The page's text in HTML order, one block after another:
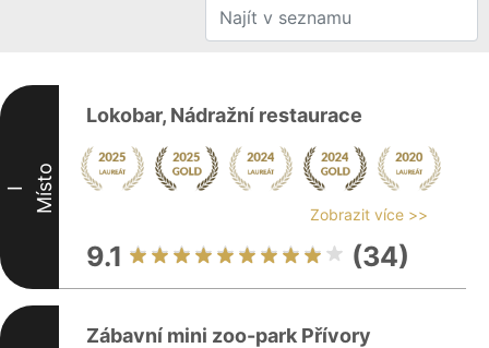
I Místo
Lokobar, Nádražní restaurace
Zobrazit více >>
9.1 (34)
Zábavní mini zoo-park Přívory